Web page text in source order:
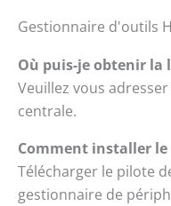
Gestionnaire d'outils
Où puis-je obtenir la
Veuillez vous
centrale.
Comment installer
Télécharger le pilote
gestionnaire de